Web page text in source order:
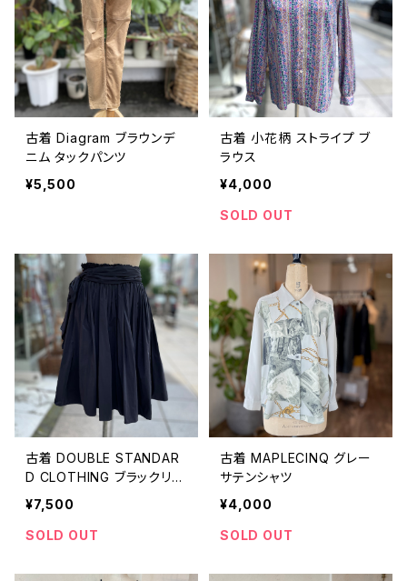
古着 Diagram ブラウンデ
ニム タックパンツ
¥5,500
古着 小花柄 ストライプ ブ
ラウス
¥4,000
SOLD OUT
古着 DOUBLE STANDAR
D CLOTHING ブラックリボ
ン フレアースカート
¥7,500
SOLD OUT
古着 MAPLECINQ グレー
サテンシャツ
¥4,000
SOLD OUT